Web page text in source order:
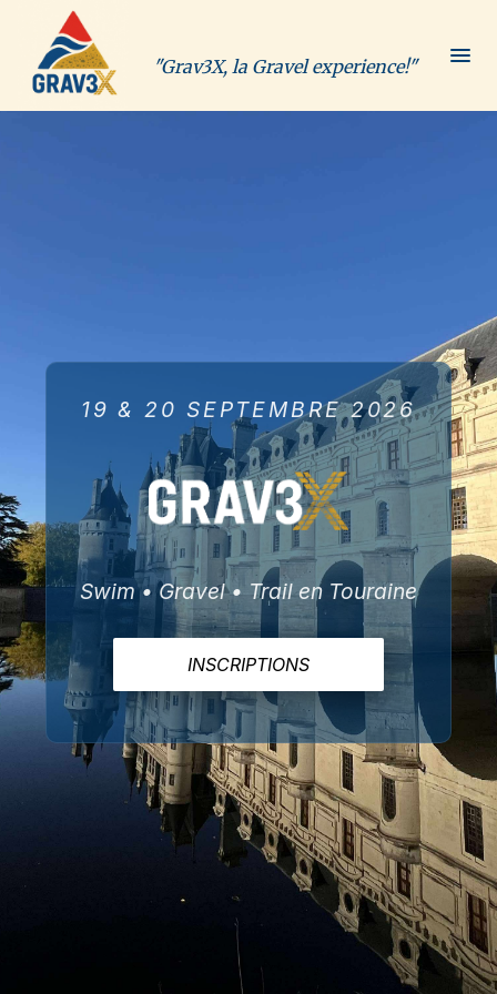
"Grav3X, la Gravel experience!"
19 & 20 SEPTEMBRE 2026
Swim • Gravel • Trail en Touraine
INSCRIPTIONS